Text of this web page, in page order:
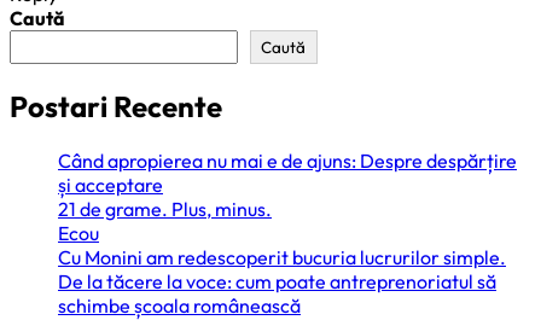
Caută
Caută
Postari Recente
Când apropierea nu mai e de ajuns: Despre despărțire
și acceptare
21 de grame. Plus, minus.
Ecou
Cu Monini am redescoperit bucuria lucrurilor simple.
De la tăcere la voce: cum poate antreprenoriatul să
schimbe școala românească